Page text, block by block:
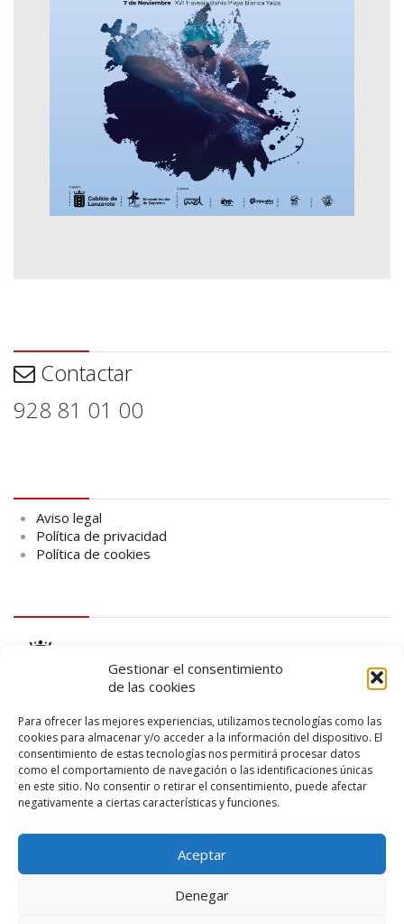
Gestionar el consentimiento
de las cookies
Para ofrecer las mejores experiencias, utilizamos tecnologías como las
cookies para almacenar y/o acceder a la información del dispositivo. El
consentimiento de estas tecnologías nos permitirá procesar datos
como el comportamiento de navegación o las identificaciones únicas
en este sitio. No consentir o retirar el consentimiento, puede afectar
negativamente a ciertas características y funciones.
Aceptar
Denegar
Contactar
928 81 01 00
Aviso legal
Política de privacidad
Política de cookies
logo SID